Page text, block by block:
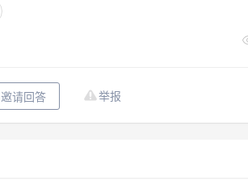
举报
邀请回答